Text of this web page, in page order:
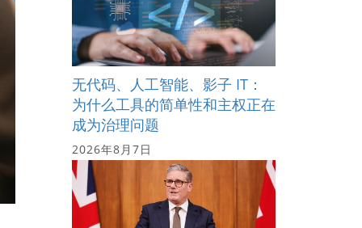
无代码、人工智能、影子 IT：
为什么工具的简单性和主权正在
成为治理问题
2026年8月7日